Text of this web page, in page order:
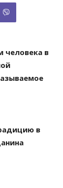
человека в
в